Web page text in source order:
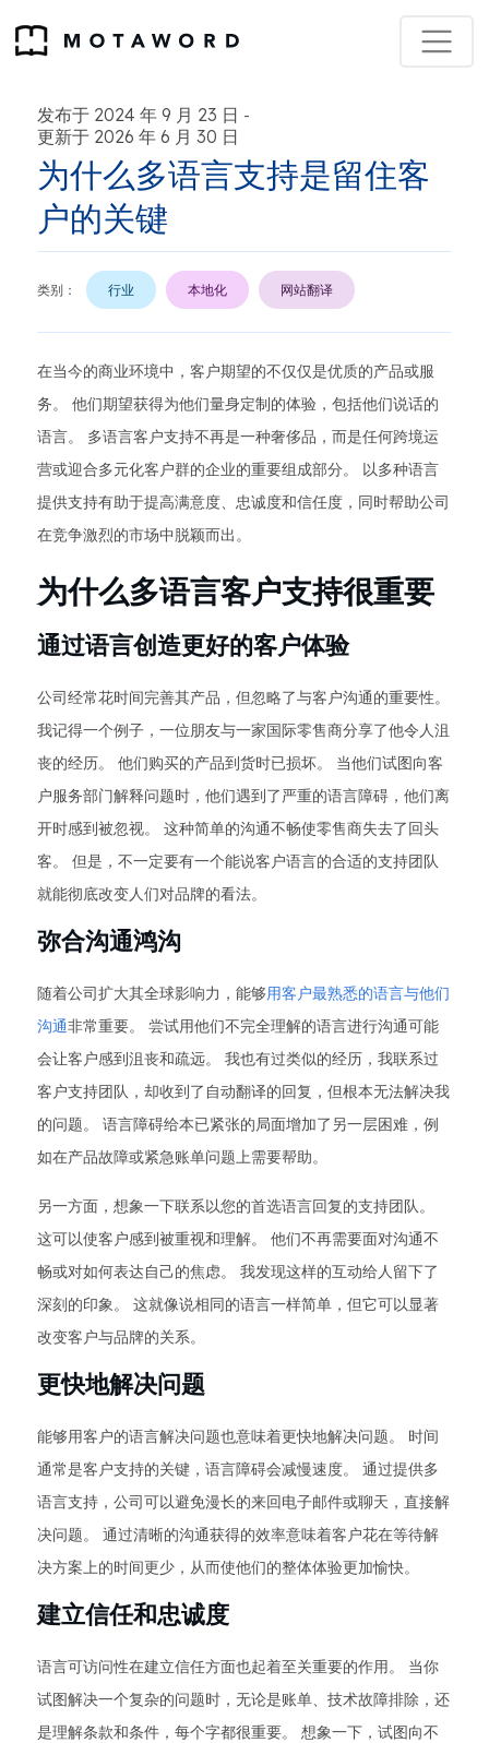
发布于 2024 年 9 月 23 日 -
更新于 2026 年 6 月 30 日
为什么多语言支持是留住客
户的关键
类别： 行业 本地化 网站翻译
在当今的商业环境中，客户期望的不仅仅是优质的产品或服
务。 他们期望获得为他们量身定制的体验，包括他们说话的
语言。 多语言客户支持不再是一种奢侈品，而是任何跨境运
营或迎合多元化客户群的企业的重要组成部分。 以多种语言
提供支持有助于提高满意度、忠诚度和信任度，同时帮助公司
在竞争激烈的市场中脱颖而出。
为什么多语言客户支持很重要
通过语言创造更好的客户体验
公司经常花时间完善其产品，但忽略了与客户沟通的重要性。
我记得一个例子，一位朋友与一家国际零售商分享了他令人沮
丧的经历。 他们购买的产品到货时已损坏。 当他们试图向客
户服务部门解释问题时，他们遇到了严重的语言障碍，他们离
开时感到被忽视。 这种简单的沟通不畅使零售商失去了回头
客。 但是，不一定要有一个能说客户语言的合适的支持团队
就能彻底改变人们对品牌的看法。
弥合沟通鸿沟
随着公司扩大其全球影响力，能够用客户最熟悉的语言与他们
沟通非常重要。 尝试用他们不完全理解的语言进行沟通可能
会让客户感到沮丧和疏远。 我也有过类似的经历，我联系过
客户支持团队，却收到了自动翻译的回复，但根本无法解决我
的问题。 语言障碍给本已紧张的局面增加了另一层困难，例
如在产品故障或紧急账单问题上需要帮助。
另一方面，想象一下联系以您的首选语言回复的支持团队。
这可以使客户感到被重视和理解。 他们不再需要面对沟通不
畅或对如何表达自己的焦虑。 我发现这样的互动给人留下了
深刻的印象。 这就像说相同的语言一样简单，但它可以显著
改变客户与品牌的关系。
更快地解决问题
能够用客户的语言解决问题也意味着更快地解决问题。 时间
通常是客户支持的关键，语言障碍会减慢速度。 通过提供多
语言支持，公司可以避免漫长的来回电子邮件或聊天，直接解
决问题。 通过清晰的沟通获得的效率意味着客户花在等待解
决方案上的时间更少，从而使他们的整体体验更加愉快。
建立信任和忠诚度
语言可访问性在建立信任方面也起着至关重要的作用。 当你
试图解决一个复杂的问题时，无论是账单、技术故障排除，还
是理解条款和条件，每个字都很重要。 想象一下，试图向不